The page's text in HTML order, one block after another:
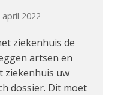
2022
ziekenhuis de
artsen en
ziekenhuis uw
dossier. Dit moet